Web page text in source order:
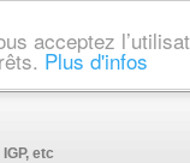
acceptez
Plus d'infos
etc